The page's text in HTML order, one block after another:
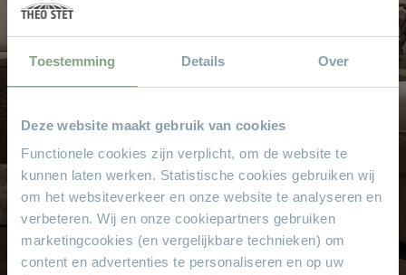
Toestemming Details Over
Deze website maakt gebruik van cookies
Functionele cookies zijn verplicht, om de website te
kunnen laten werken. Statistische cookies gebruiken wij
om het websiteverkeer en onze website te analyseren en
verbeteren. Wij en onze cookiepartners gebruiken
marketingcookies (en vergelijkbare technieken) om
content en advertenties te personaliseren en op uw
Waarom
Het vertrouwde adres voor al uw meubelen! Geen
aanbetaling & wij bezorgen aan huis!
Altijd scherpe aanbiedingen
Gratis parkeren
Grote keus voor iedere doelgroep
8.000 m² met alle soorten stylen meubelen